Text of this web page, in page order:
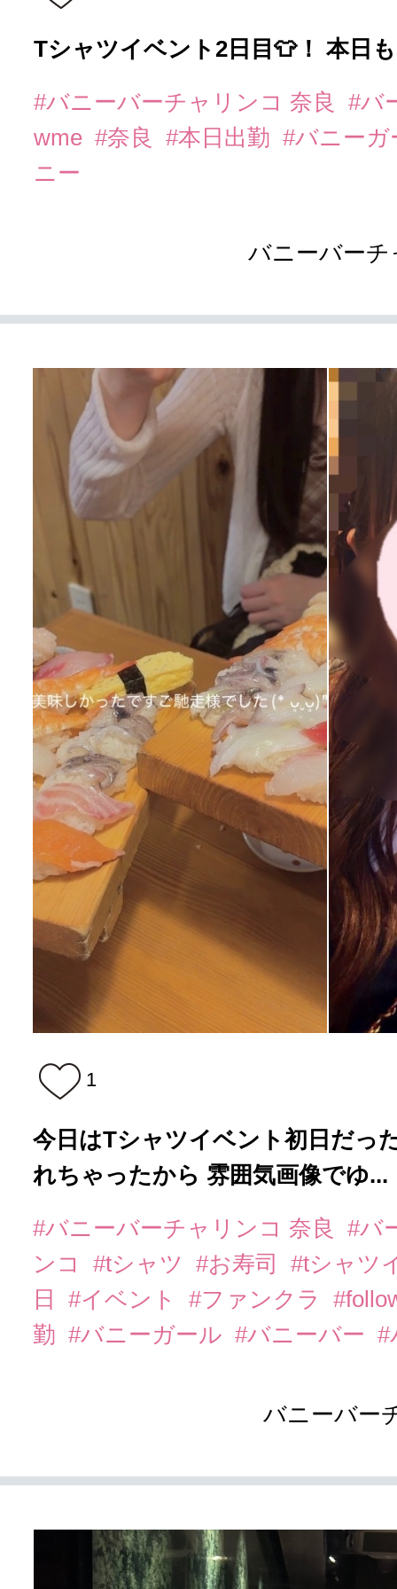
Tシャツイベント2日目👕！ 本日
#バニーバーチャリンコ 奈良
#バ
wme #奈良 #本日出勤 #バニー
ニー
バニーバー
1
今日はTシャツイベント初日だっ
れちゃったから 雰囲気画像でゆ...
#バニーバーチャリンコ 奈良
#バ
ンコ
#tシャツ #お寿司
#tシャツ
日
#イベント #ファンクラ
勤 #バニーガール #バニーバー #
バニーバー